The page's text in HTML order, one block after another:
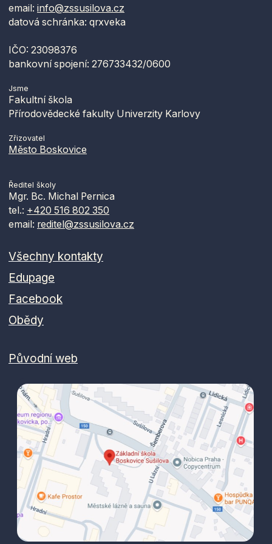
3. dubna 2026
6. dubna 2026
23. dubna 2026 Třídní schůzky
8. května 2026
16. června 2026
29. června - 31. srpna 2026
email: info@zssusilova.cz
datová schránka: qrxveka
IČO: 23098376
bankovní spojení: 276733432/0600
Jsme
Fakultní škola
Přírodovědecké fakulty Univerzity Karlovy
Zřizovatel
Město Boskovice
Ředitel školy
Mgr. Bc. Michal Pernica
tel.: +420 516 802 350
email: reditel@zssusilova.cz
Všechny kontakty
Edupage
Facebook
Obědy
Původní web